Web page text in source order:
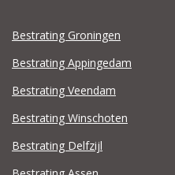
Bestrating Groningen
Bestrating Appingedam
Bestrating Veendam
Bestrating Winschoten
Bestrating Delfzijl